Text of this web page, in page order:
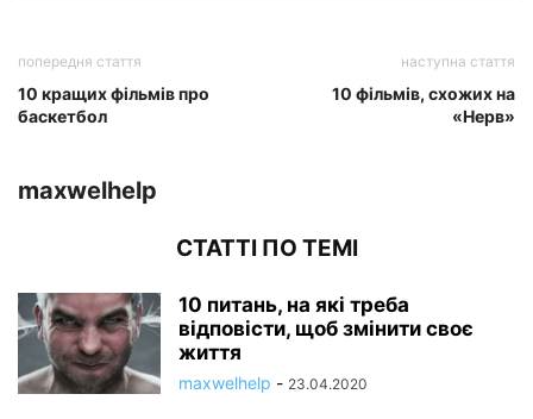
попередня стаття
10 кращих фільмів про
баскетбол
наступна стаття
10 фільмів, схожих на
«Нерв»
maxwelhelp
СТАТТІ ПО ТЕМІ
10 питань, на які треба
відповісти, щоб змінити своє
життя
maxwelhelp - 23.04.2020